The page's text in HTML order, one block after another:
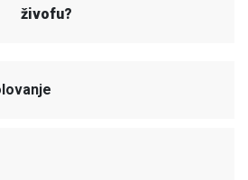
živofu?